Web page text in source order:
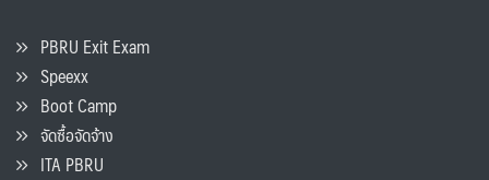
PBRU Exit Exam
Speexx
Boot Camp
จัดซื้อจัดจ้าง
ITA PBRU